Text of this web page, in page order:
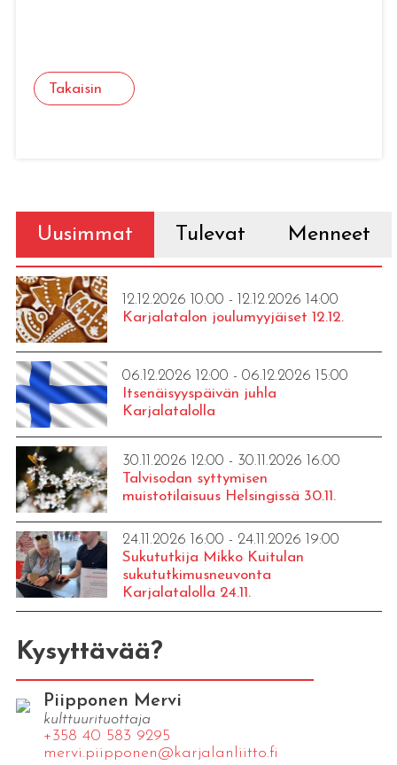
Takaisin
Uusimmat Tulevat Menneet
12.12.2026 10:00 - 12.12.2026 14:00
Karjalatalon joulumyyjäiset 12.12.
06.12.2026 12:00 - 06.12.2026 15:00
Itsenäisyyspäivän juhla
Karjalatalolla
30.11.2026 12:00 - 30.11.2026 16:00
Talvisodan syttymisen
muistotilaisuus Helsingissä 30.11.
24.11.2026 16:00 - 24.11.2026 19:00
Sukututkija Mikko Kuitulan
sukututkimusneuvonta
Karjalatalolla 24.11.
Kysyttävää?
Piipponen Mervi
kulttuurituottaja
+358 40 583 9295
mervi.​piipponen@​kar​jala​nlii​tto.​fi